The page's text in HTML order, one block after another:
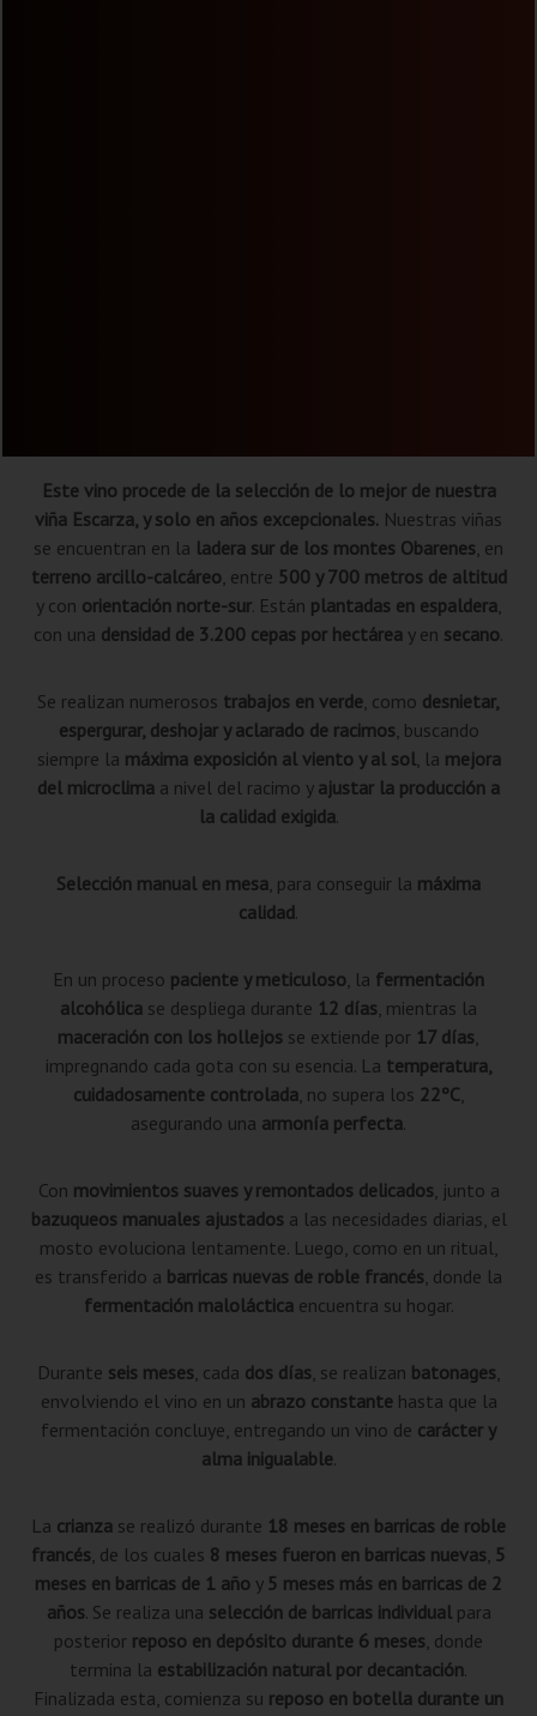
Este vino procede de la selección de lo mejor de nuestra
viña Escarza, y solo en años excepcionales. Nuestras viñas
se encuentran en la ladera sur de los montes Obarenes, en
terreno arcillo-calcáreo, entre 500 y 700 metros de altitud
y con orientación norte-sur. Están plantadas en espaldera,
con una densidad de 3.200 cepas por hectárea y en secano.
Se realizan numerosos trabajos en verde, como desnietar,
espergurar, deshojar y aclarado de racimos, buscando
siempre la máxima exposición al viento y al sol, la mejora
del microclima a nivel del racimo y ajustar la producción a
la calidad exigida.
Selección manual en mesa, para conseguir la máxima
calidad.
En un proceso paciente y meticuloso, la fermentación
alcohólica se despliega durante 12 días, mientras la
maceración con los hollejos se extiende por 17 días,
impregnando cada gota con su esencia. La temperatura,
cuidadosamente controlada, no supera los 22ºC,
asegurando una armonía perfecta.
Con movimientos suaves y remontados delicados, junto a
bazuqueos manuales ajustados a las necesidades diarias, el
mosto evoluciona lentamente. Luego, como en un ritual,
es transferido a barricas nuevas de roble francés, donde la
fermentación malolácticaencuentra su hogar.
Durante seis meses, cada dos días, se realizan batonages,
envolviendo el vino en un abrazo constantehasta que la
fermentación concluye, entregando un vino de carácter y
alma inigualable.
La crianza se realizó durante 18 meses en barricas de roble
francés, de los cuales 8 meses fueron en barricas nuevas, 5
meses en barricas de 1 año y 5 meses más en barricas de 2
años. Se realiza una selección de barricas individualpara
posterior reposo en depósito durante 6 meses, donde
termina la estabilización natural por decantación.
Finalizada esta, comienza su reposo en botella durante un